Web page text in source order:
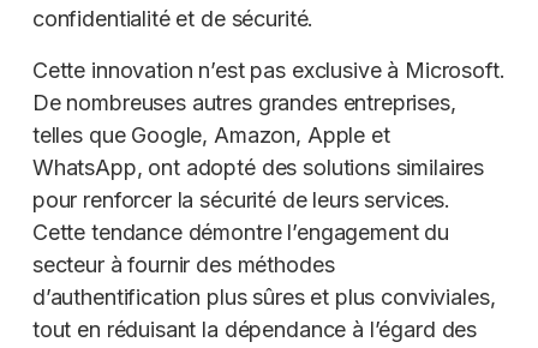
confidentialité et de sécurité.
Cette innovation n’est pas exclusive à Microsoft.
De nombreuses autres grandes entreprises,
telles que Google, Amazon, Apple et
WhatsApp, ont adopté des solutions similaires
pour renforcer la sécurité de leurs services.
Cette tendance démontre l’engagement du
secteur à fournir des méthodes
d’authentification plus sûres et plus conviviales,
tout en réduisant la dépendance à l’égard des